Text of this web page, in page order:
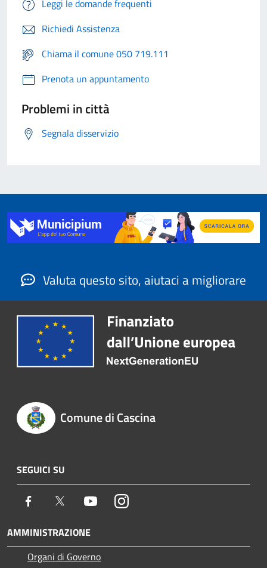
Leggi le domande frequenti
Richiedi Assistenza
Chiama il comune 050 719.111
Prenota un appuntamento
Problemi in città
Segnala disservizio
Valuta questo sito, aiutaci a migliorare
Comune di Cascina
SEGUICI SU
Facebook Twitter YoutubeInstagram
AMMINISTRAZIONE
Organi di Governo